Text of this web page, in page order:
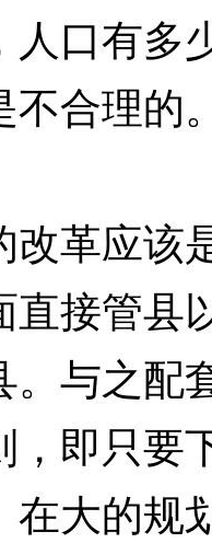
人口有多
不合理的
革应该
直接管县
。与之配
，即只要
在大的规